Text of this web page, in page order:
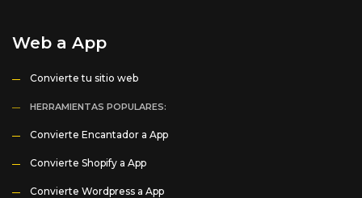
Web a App
Convierte tu sitio web
HERRAMIENTAS POPULARES:
Convierte Encantador a App
Convierte Shopify a App
Convierte Wordpress a App